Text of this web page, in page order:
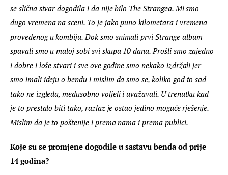
se slična stvar dogodila i da nije bilo The Strangea. Mi smo
dugo vremena na sceni. To je jako puno kilometara i vremena
provedenog u kombiju. Dok smo snimali prvi Strange album
spavali smo u maloj sobi svi skupa 10 dana. Prošli smo zajedno
i dobre i loše stvari i sve ove godine smo nekako izdržali jer
smo imali ideju o bendu i mislim da smo se, koliko god to sad
tako ne izgleda, međusobno voljeli i uvažavali. U trenutku kad
je to prestalo biti tako, razlaz je ostao jedino moguće rješenje.
Mislim da je to poštenije i prema nama i prema publici.
Koje su se promjene dogodile u sastavu benda od prije
14 godina?